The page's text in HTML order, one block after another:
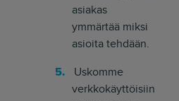
asiakas
ymmärtää miksi
asioita tehdään.
Uskomme
verkkokäyttöisiin